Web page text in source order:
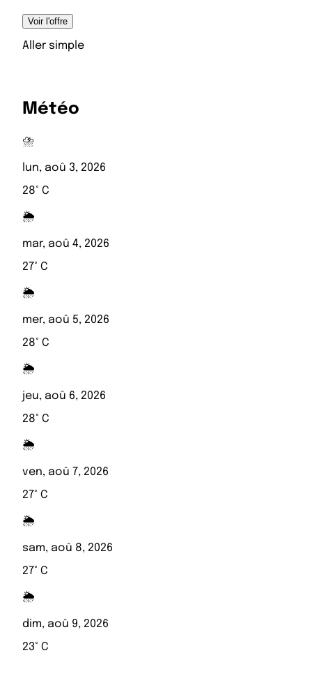
Voir l'offre
Aller simple
Météo
⛈️
lun, aoû 3, 2026
28° C
🌦️
mar, aoû 4, 2026
27° C
🌦️
mer, aoû 5, 2026
28° C
🌦️
jeu, aoû 6, 2026
28° C
🌦️
ven, aoû 7, 2026
27° C
🌦️
sam, aoû 8, 2026
27° C
🌦️
dim, aoû 9, 2026
23° C